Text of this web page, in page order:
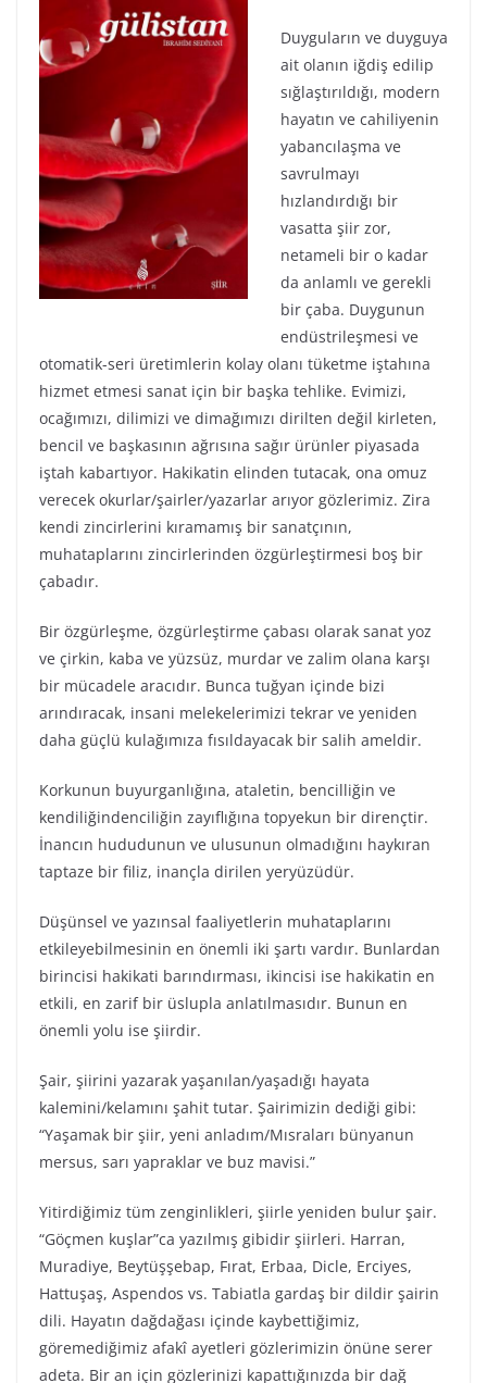
Duyguların ve duyguya
ait olanın iğdiş edilip
sığlaştırıldığı, modern
hayatın ve cahiliyenin
yabancılaşma ve
savrulmayı
hızlandırdığı bir
vasatta şiir zor,
netameli bir o kadar
da anlamlı ve gerekli
bir çaba. Duygunun
endüstrileşmesi ve
otomatik-seri üretimlerin kolay olanı tüketme iştahına
hizmet etmesi sanat için bir başka tehlike. Evimizi,
ocağımızı, dilimizi ve dimağımızı dirilten değil kirleten,
bencil ve başkasının ağrısına sağır ürünler piyasada
iştah kabartıyor. Hakikatin elinden tutacak, ona omuz
verecek okurlar/şairler/yazarlar arıyor gözlerimiz. Zira
kendi zincirlerini kıramamış bir sanatçının,
muhataplarını zincirlerinden özgürleştirmesi boş bir
çabadır.
Bir özgürleşme, özgürleştirme çabası olarak sanat yoz
ve çirkin, kaba ve yüzsüz, murdar ve zalim olana karşı
bir mücadele aracıdır. Bunca tuğyan içinde bizi
arındıracak, insani melekelerimizi tekrar ve yeniden
daha güçlü kulağımıza fısıldayacak bir salih ameldir.
Korkunun buyurganlığına, ataletin, bencilliğin ve
kendiliğindenciliğin zayıflığına topyekun bir dirençtir.
İnancın hududunun ve ulusunun olmadığını haykıran
taptaze bir filiz, inançla dirilen yeryüzüdür.
Düşünsel ve yazınsal faaliyetlerin muhataplarını
etkileyebilmesinin en önemli iki şartı vardır. Bunlardan
birincisi hakikati barındırması, ikincisi ise hakikatin en
etkili, en zarif bir üslupla anlatılmasıdır. Bunun en
önemli yolu ise şiirdir.
Şair, şiirini yazarak yaşanılan/yaşadığı hayata
kalemini/kelamını şahit tutar. Şairimizin dediği gibi:
“Yaşamak bir şiir, yeni anladım/Mısraları bünyanun
mersus, sarı yapraklar ve buz mavisi.”
Yitirdiğimiz tüm zenginlikleri, şiirle yeniden bulur şair.
“Göçmen kuşlar”ca yazılmış gibidir şiirleri. Harran,
Muradiye, Beytüşşebap, Fırat, Erbaa, Dicle, Erciyes,
Hattuşaş, Aspendos vs. Tabiatla gardaş bir dildir şairin
dili. Hayatın dağdağası içinde kaybettiğimiz,
göremediğimiz afakî ayetleri gözlerimizin önüne serer
adeta. Bir an için gözlerinizi kapattığınızda bir dağ